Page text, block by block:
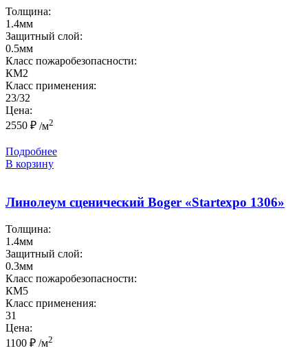
Толщина:
1.4мм
Защитный слой:
0.5мм
Класс пожаробезопасности:
КМ2
Класс применения:
23/32
Цена:
2550 ₽ /м2
Подробнее
В корзину
Линолеум сценический Boger «Startexpo 1306»
Толщина:
1.4мм
Защитный слой:
0.3мм
Класс пожаробезопасности:
КМ5
Класс применения:
31
Цена:
1100 ₽ /м2